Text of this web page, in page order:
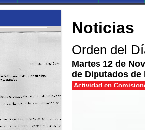
Noticias
Orden del
Martes 12 de
de Diputados de
Actividad en